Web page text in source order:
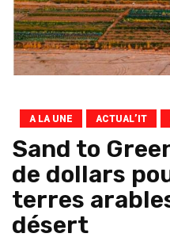
A LA UNE ACTUAL’IT
Sand to
de dollars
terres
désert